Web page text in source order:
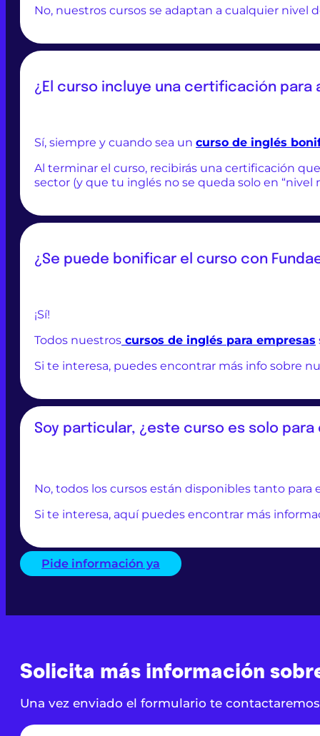
No, nuestros cursos se adaptan a cualquier nivel
¿El curso incluye una certificación para
Sí, siempre y cuando sea un curso de inglés
Al terminar el curso, recibirás una certificación
sector (y que tu inglés no se queda solo en “nivel
¿Se puede bonificar el curso con
¡Sí!
Todos nuestros cursos de inglés para empresas
Si te interesa, puedes encontrar más info sobre
Soy particular, ¿este curso es solo para
No, todos los cursos están disponibles tanto para
Si te interesa, aquí puedes encontrar más
Pide información ya
Solicita más información
Una vez enviado el formulario te